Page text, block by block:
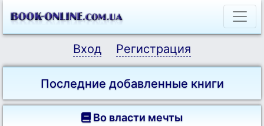
Вход Регистрация
Последние добавленные книги
Во власти мечты